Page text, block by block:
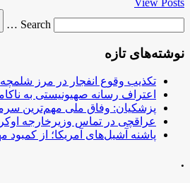
Search …
نوشته‌های تازه
تکذیب وقوع انفجار در مرز شلمچه
اعتراف رسانه صهیونیستی به
پزشکیان: وفاق ملی مهم‌ترین
عراقچی در تماس وزیرخارجه
پاشنه آشیل‌های آمریکا؛ از کمبود
.